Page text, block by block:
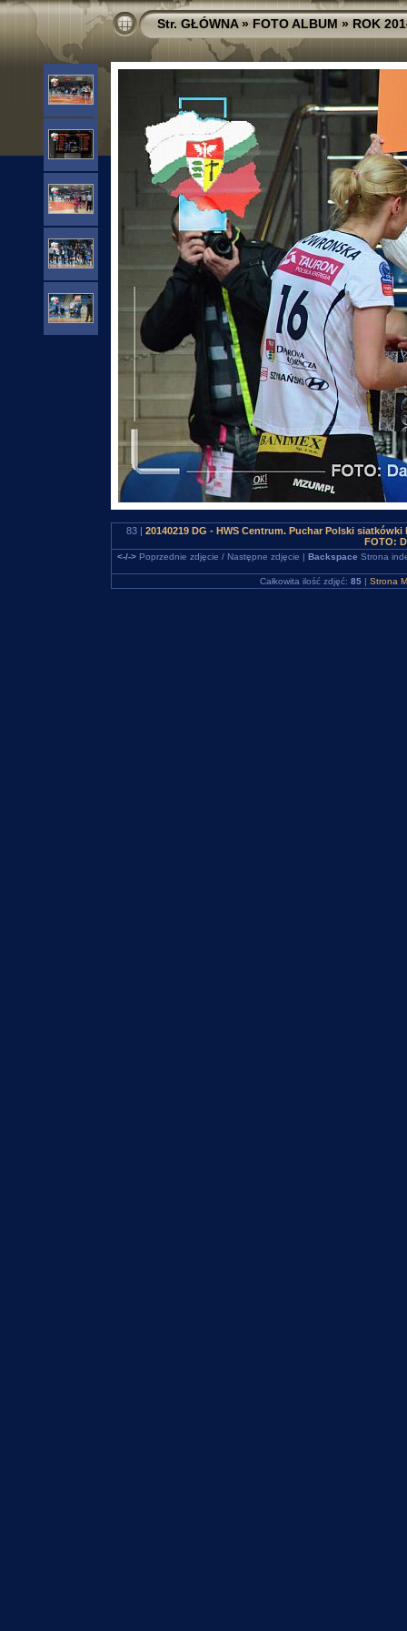
Str. GŁÓWNA»FOTO ALBUM»ROK
83 | 20140219 DG - HWS Centrum. Puchar Polski
FOTO:
<-/->Poprzednie zdjęcie / Następne zdjęcie | Backspace Strona
Całkowita ilość zdjęć: 85 | Strona